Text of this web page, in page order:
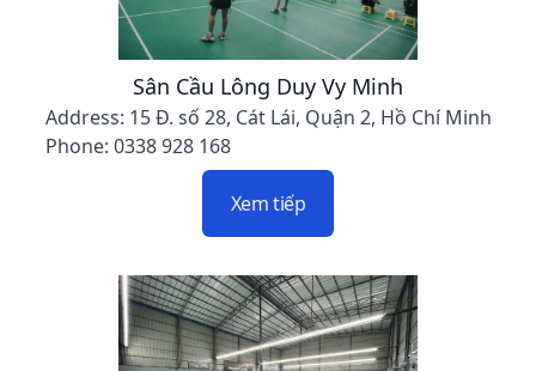
Sân Cầu Lông Duy Vy Minh
Address: 15 Đ. số 28, Cát Lái, Quận 2, Hồ Chí Minh
Phone: 0338 928 168
Xem tiếp